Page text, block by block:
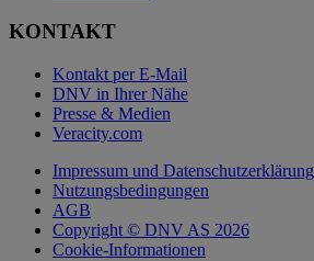
KONTAKT
Kontakt per E-Mail
DNV in Ihrer Nähe
Presse & Medien
Veracity.com
Impressum und Datenschutzerklärung
Nutzungsbedingungen
AGB
Copyright © DNV AS 2026
Cookie-Informationen